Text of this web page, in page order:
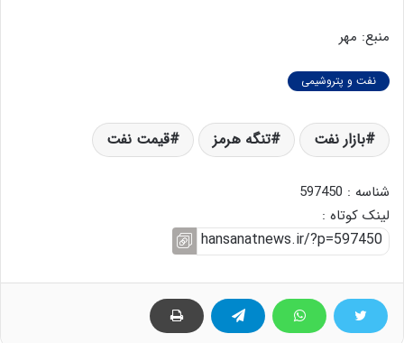
منبع: مهر
نفت و پتروشیمی
بازار نفت تنگه هرمز قیمت نفت
شناسه : 597450
لینک کوتاه :